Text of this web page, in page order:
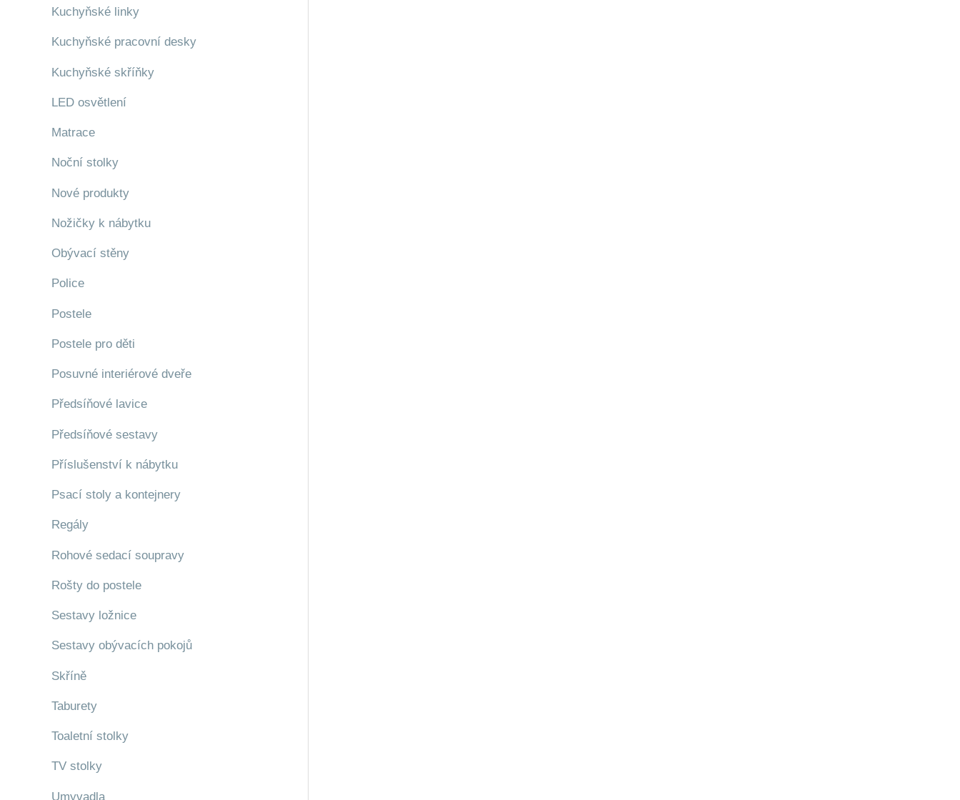
Kuchyňské linky
Kuchyňské pracovní desky
Kuchyňské skříňky
LED osvětlení
Matrace
Noční stolky
Nové produkty
Nožičky k nábytku
Obývací stěny
Police
Postele
Postele pro děti
Posuvné interiérové dveře
Předsíňové lavice
Předsíňové sestavy
Příslušenství k nábytku
Psací stoly a kontejnery
Regály
Rohové sedací soupravy
Rošty do postele
Sestavy ložnice
Sestavy obývacích pokojů
Skříně
Taburety
Toaletní stolky
TV stolky
Umyvadla